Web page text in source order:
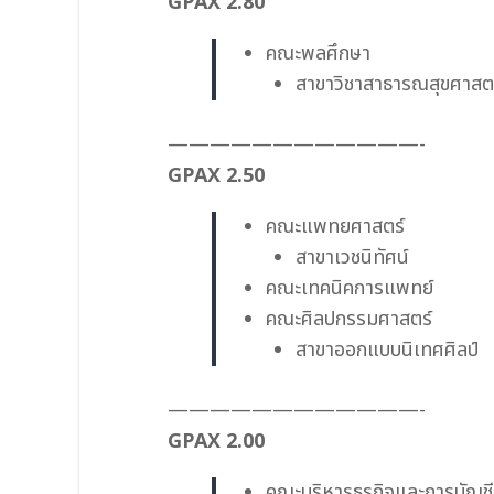
คณะพลศึกษา
สาขาวิชาสาธารณสุขศาส
————————————-
GPAX 2.50
คณะแพทยศาสตร์
สาขาเวชนิทัศน์
คณะเทคนิคการแพทย์
คณะศิลปกรรมศาสตร์
สาขาออกแบบนิเทศศิลป์
————————————-
GPAX 2.00